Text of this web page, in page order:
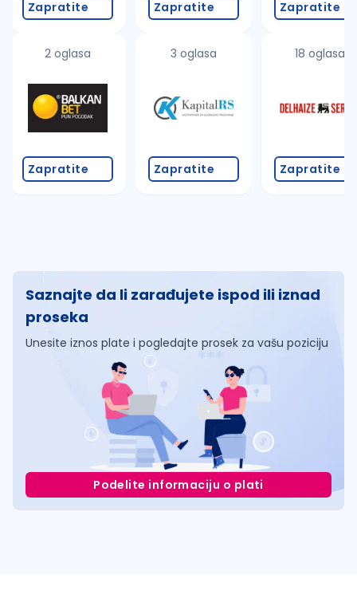
Zapratite
2 oglasa
Zapratite
Zapratite
3 oglasa
Zapratite
Zapratite
18 oglasa
Zapratite
Saznajte da li zarađujete ispod ili iznad
proseka
Unesite iznos plate i pogledajte prosek za vašu poziciju
Podelite informaciju o plati